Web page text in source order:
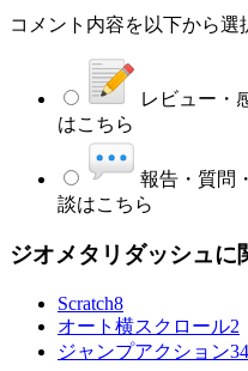
コメント内容を以下から選
レビュー・
はこちら
報告・質問
談はこちら
ジオメタリダッシュに
Scratch8
オート横スクロール2
ジャンプアクション34